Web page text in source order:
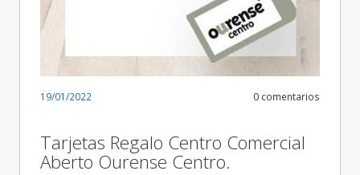
19/01/2022 0 comentarios
Tarjetas Regalo Centro Comercial
Aberto Ourense Centro.